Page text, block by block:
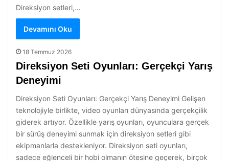
Direksiyon setleri,…
Devamını Oku
18 Temmuz 2026
Direksiyon Seti Oyunları: Gerçekçi Yarış
Deneyimi
Direksiyon Seti Oyunları: Gerçekçi Yarış Deneyimi Gelişen
teknolojiyle birlikte, video oyunları dünyasında gerçekçilik
giderek artıyor. Özellikle yarış oyunları, oyunculara gerçek
bir sürüş deneyimi sunmak için direksiyon setleri gibi
ekipmanlarla destekleniyor. Direksiyon seti oyunları,
sadece eğlenceli bir hobi olmanın ötesine geçerek, birçok